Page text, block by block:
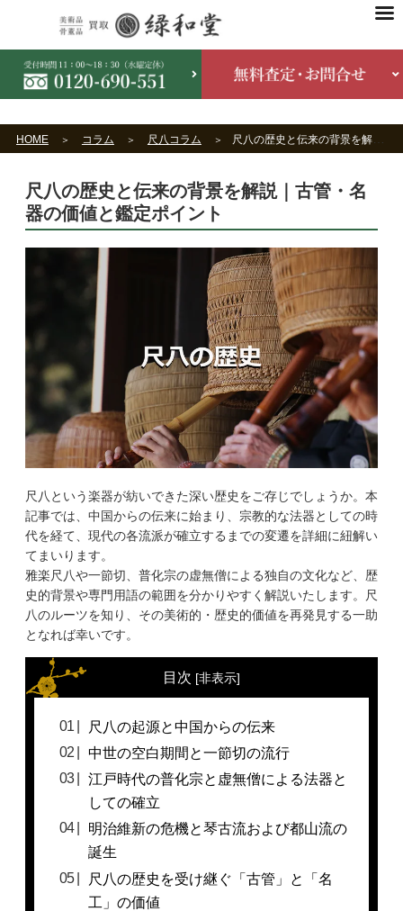
HOME コラム 尺八コラム 尺八の歴史と伝来の背景を解説｜古管・名器の価値と鑑定ポイント
尺八の歴史と伝来の背景を解説｜古管・名
器の価値と鑑定ポイント
尺八という楽器が紡いできた深い歴史をご存じでしょうか。本
記事では、中国からの伝来に始まり、宗教的な法器としての時
代を経て、現代の各流派が確立するまでの変遷を詳細に紐解い
てまいります。
雅楽尺八や一節切、普化宗の虚無僧による独自の文化など、歴
史的背景や専門用語の範囲を分かりやすく解説いたします。尺
八のルーツを知り、その美術的・歴史的価値を再発見する一助
となれば幸いです。
目次 [非表示]
尺八の起源と中国からの伝来
中世の空白期間と一節切の流行
江戸時代の普化宗と虚無僧による法器と
しての確立
明治維新の危機と琴古流および都山流の
誕生
尺八の歴史を受け継ぐ「古管」と「名
工」の価値